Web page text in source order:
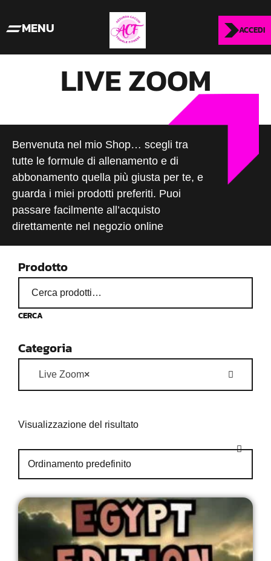
MENU ACCEDI
LIVE ZOOM
Benvenuta nel mio Shop… scegli tra
tutte le formule di allenamento e di
abbonamento quella più giusta per te, e
guarda i miei prodotti preferiti. Puoi
passare facilmente all’acquisto
direttamente nel negozio online
Prodotto
CERCA
Categoria
×
Live Zoom
Visualizzazione del risultato